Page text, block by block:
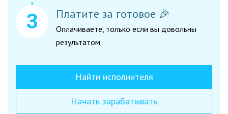
Платите за готовое 🎉
Оплачиваете, только если вы довольны
результатом
Найти исполнителя
Начать зарабатывать